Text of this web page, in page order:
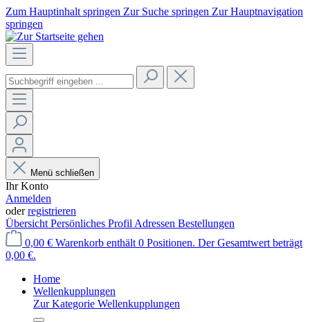
Zum Hauptinhalt springen Zur Suche springen Zur Hauptnavigation
springen
Menü schließen
Ihr Konto
Anmelden
oderregistrieren
Übersicht Persönliches Profil Adressen Bestellungen
0,00 € Warenkorb enthält 0 Positionen. Der Gesamtwert beträgt
0,00 €.
Home
Wellenkupplungen
Zur Kategorie Wellenkupplungen